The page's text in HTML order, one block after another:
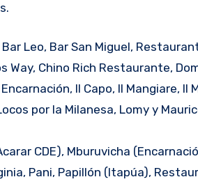
Leo, Bar San Miguel,
Chino Rich Restaurante,
Il Capo, Il Mangiare, Il
por la Milanesa, Lomy y
CDE), Mburuvicha
Pani, Papillón (Itapúa),